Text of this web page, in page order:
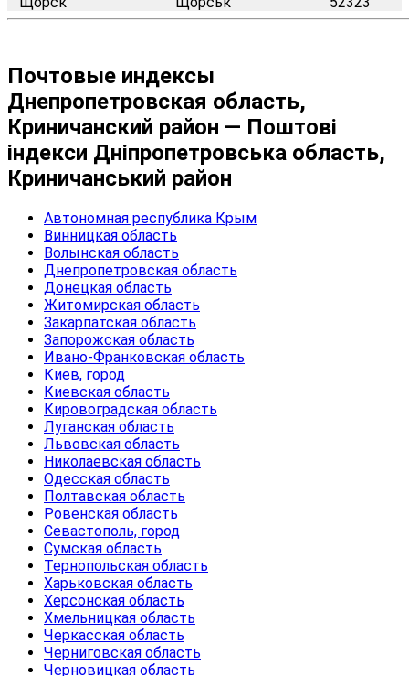
Почтовые индексы
Днепропетровская область,
Криничанский район — Поштові
індекси Дніпропетровська область,
Криничанський район
Автономная республика Крым
Винницкая область
Волынская область
Днепропетровская область
Донецкая область
Житомирская область
Закарпатская область
Запорожская область
Ивано-Франковская область
Киев, город
Киевская область
Кировоградская область
Луганская область
Львовская область
Николаевская область
Одесская область
Полтавская область
Ровенская область
Севастополь, город
Сумская область
Тернопольская область
Харьковская область
Херсонская область
Хмельницкая область
Черкасская область
Черниговская область
Черновицкая область